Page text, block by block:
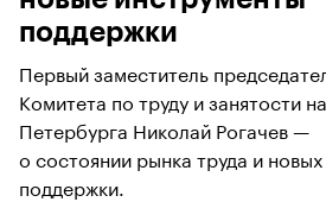
поддержки
Первый заместитель
Комитета по труду и занятости
Петербурга Николай Рогачев —
о состоянии рынка труда и
поддержки.